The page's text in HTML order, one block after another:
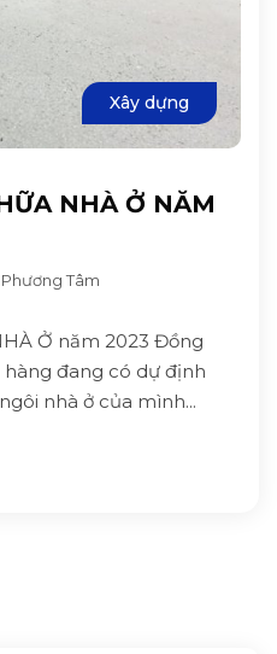
Xây dựng
NHÀ Ở NĂM
Phương Tâm
Ở năm 2023 Đồng
đang có dự định
nhà ở của mình...